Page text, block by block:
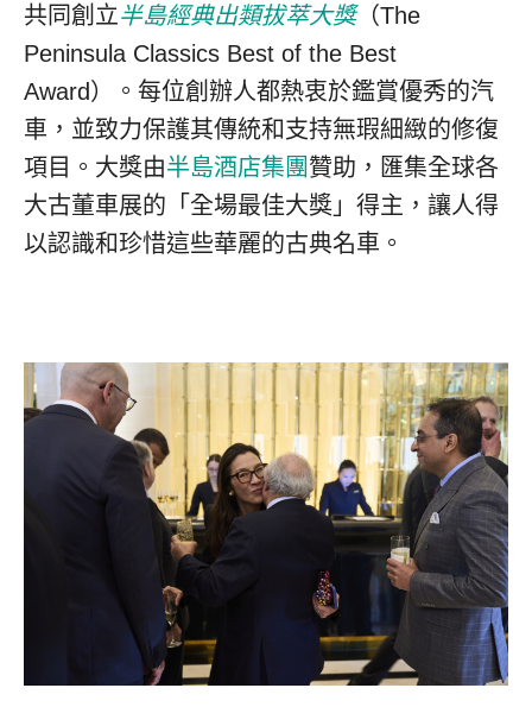
共同創立半島經典出類拔萃大獎（The
Peninsula Classics Best of the Best
Award）。每位創辦人都熱衷於鑑賞優秀的汽
車，並致力保護其傳統和支持無瑕細緻的修復
項目。大獎由半島酒店集團 贊助，匯集全球各
大古董車展的「全場最佳大獎」得主，讓人得
以認識和珍惜這些華麗的古典名車。